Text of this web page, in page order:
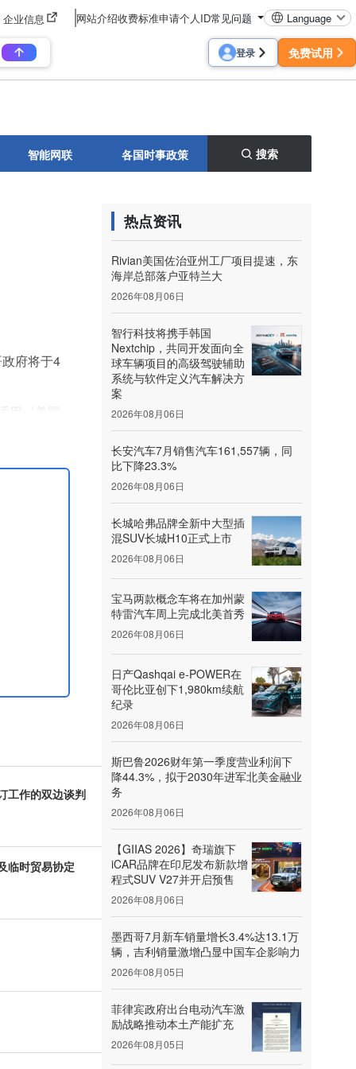
企业信息 网站介绍收费标准申请个人ID常见问题 Language
登录 免费试用
智能网联 各国时事政策 搜索
府将于4
《美国-
工作的双边谈判
临时贸易协定
热点资讯
Rivian美国佐治亚州工厂项目提速，东
海岸总部落户亚特兰大
2026年08月06日
智行科技将携手韩国
Nextchip，共同开发面向全
球车辆项目的高级驾驶辅助
系统与软件定义汽车解决方
案
2026年08月06日
长安汽车7月销售汽车161,557辆，同
比下降23.3%
2026年08月06日
长城哈弗品牌全新中大型插
混SUV长城H10正式上市
2026年08月06日
宝马两款概念车将在加州蒙
特雷汽车周上完成北美首秀
2026年08月06日
日产Qashqai e‑POWER在
哥伦比亚创下1,980km续航
纪录
2026年08月06日
斯巴鲁2026财年第一季度营业利润下
降44.3%，拟于2030年进军北美金融业
务
2026年08月06日
【GIIAS 2026】奇瑞旗下
iCAR品牌在印尼发布新款增
程式SUV V27并开启预售
2026年08月06日
墨西哥7月新车销量增长3.4%达13.1万
辆，吉利销量激增凸显中国车企影响力
2026年08月05日
菲律宾政府出台电动汽车激
励战略推动本土产能扩充
2026年08月05日